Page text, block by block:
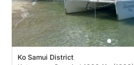
Ko Samui District